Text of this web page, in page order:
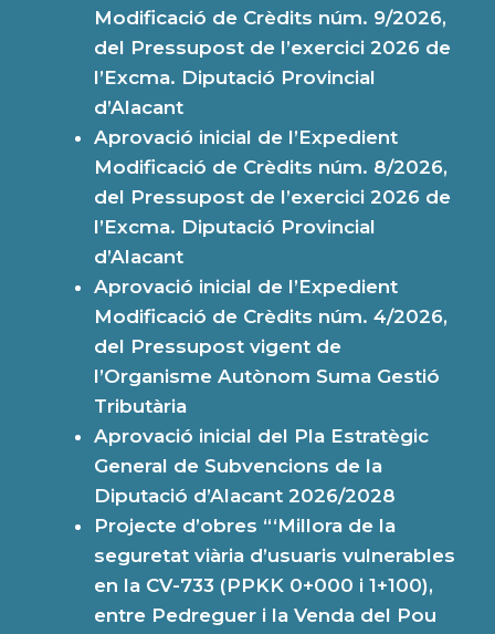
Modificació de Crèdits núm. 9/2026,
del Pressupost de l’exercici 2026 de
l’Excma. Diputació Provincial
d’Alacant
Aprovació inicial de l’Expedient
Modificació de Crèdits núm. 8/2026,
del Pressupost de l’exercici 2026 de
l’Excma. Diputació Provincial
d’Alacant
Aprovació inicial de l’Expedient
Modificació de Crèdits núm. 4/2026,
del Pressupost vigent de
l’Organisme Autònom Suma Gestió
Tributària
Aprovació inicial del Pla Estratègic
General de Subvencions de la
Diputació d’Alacant 2026/2028
Projecte d’obres “‘Millora de la
seguretat viària d’usuaris vulnerables
en la CV-733 (PPKK 0+000 i 1+100),
entre Pedreguer i la Venda del Pou